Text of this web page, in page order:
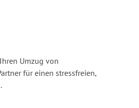
Umzug von
für einen stressfreien,